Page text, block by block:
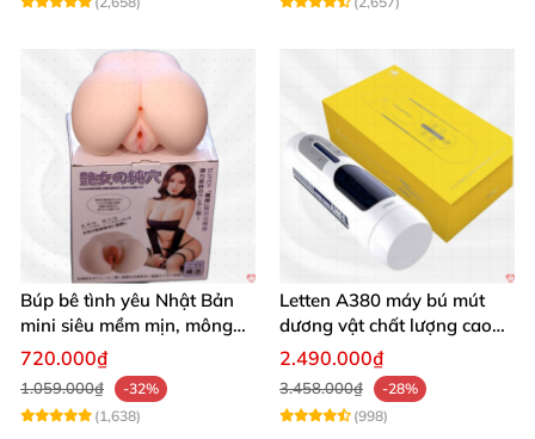
Búp bê tình yêu Nhật Bản
mini siêu mềm mịn, mông
tròn quyến rũ
720.000₫
1.059.000₫
-32%
(1,638)
Letten A380 máy bú mút
dương vật chất lượng cao
giá tốt
2.490.000₫
3.458.000₫
-28%
(998)